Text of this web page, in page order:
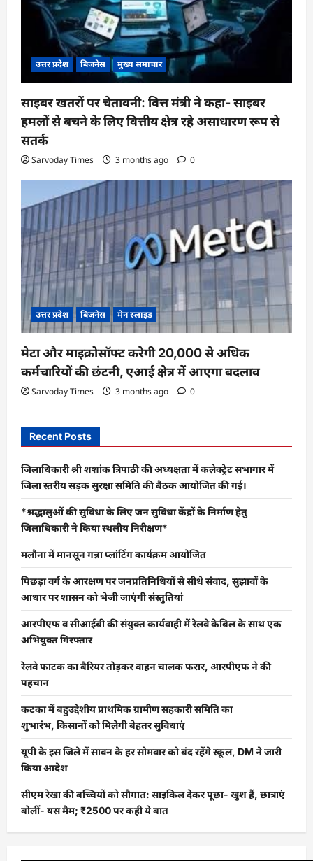
उत्तर प्रदेश बिजनेस मुख्य समाचार
साइबर खतरों पर चेतावनी: वित्त मंत्री ने कहा- साइबर
हमलों से बचने के लिए वित्तीय क्षेत्र रहे असाधारण रूप से
सतर्क
Sarvoday Times 3 months ago 0
उत्तर प्रदेश बिजनेस मेन स्लाइड
मेटा और माइक्रोसॉफ्ट करेगी 20,000 से अधिक
कर्मचारियों की छंटनी, एआई क्षेत्र में आएगा बदलाव
Sarvoday Times 3 months ago 0
Recent Posts
जिलाधिकारी श्री शशांक त्रिपाठी की अध्यक्षता में कलेक्ट्रेट सभागार में
जिला स्तरीय सड़क सुरक्षा समिति की बैठक आयोजित की गई।
*श्रद्धालुओं की सुविधा के लिए जन सुविधा केंद्रों के निर्माण हेतु
जिलाधिकारी ने किया स्थलीय निरीक्षण*
मलौना में मानसून गन्ना प्लांटिंग कार्यक्रम आयोजित
पिछड़ा वर्ग के आरक्षण पर जनप्रतिनिधियों से सीधे संवाद, सुझावों के
आधार पर शासन को भेजी जाएंगी संस्तुतियां
आरपीएफ व सीआईबी की संयुक्त कार्यवाही में रेलवे केबिल के साथ एक
अभियुक्त गिरफ्तार
रेलवे फाटक का बैरियर तोड़कर वाहन चालक फरार, आरपीएफ ने की
पहचान
कटका में बहुउद्देशीय प्राथमिक ग्रामीण सहकारी समिति का
शुभारंभ, किसानों को मिलेगी बेहतर सुविधाएं
यूपी के इस जिले में सावन के हर सोमवार को बंद रहेंगे स्कूल, DM ने जारी
किया आदेश
सीएम रेखा की बच्चियों को सौगात: साइकिल देकर पूछा- खुश हैं, छात्राएं
बोलीं- यस मैम; ₹2500 पर कही ये बात